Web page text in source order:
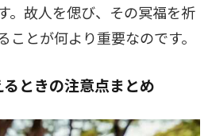
。故人を偲び、その冥福を祈
ことが何より重要なのです。
ときの注意点まとめ